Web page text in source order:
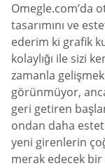
Omegle.com’da
tasarımını ve
ederim ki grafik
kolaylığı ile sizi
zamanla
görünmüyor,
geri getiren
ondan daha
yeni girenlerin
merak edecek bir